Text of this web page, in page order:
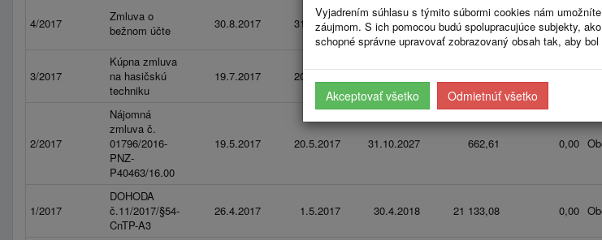
4/2017
Zmluva o
bežnom účte
30.8.2017 31.8.2017 31.8.2077 0,00 0,00
3/2017
Kúpna zmluva
na hasičskú
techniku
19.7.2017 20.7.2017
2/2017
Nájomná
zmluva č.
01796/2016-
PNZ-
P40463/16.00
19.5.2017 20.5.2017 31.10.2027 662,61 0,00
1/2017
DOHODA
č.11/2017/§54-
CnTP-A3
26.4.2017 1.5.2017 30.4.2018 21 133,08 0,00
Vyjadrením súhlasu s týmito súbormi cookies nám
záujmom. S ich pomocou budú spolupracujúce subjekty,
schopné správne upravovať zobrazovaný obsah tak, aby
Akceptovať všetko Odmietnúť všetko